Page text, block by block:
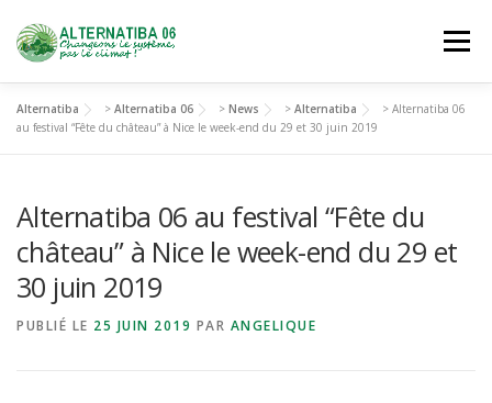
contenu
Menu
NOUS DÉCOUVRIR AGIR SE FORMER
NOUS REJOINDRE
Alternatiba > Alternatiba 06 > News > Alternatiba > Alternatiba 06
au festival “Fête du château” à Nice le week-end du 29 et 30 juin 2019
Alternatiba 06 au festival “Fête du
château” à Nice le week-end du 29 et
30 juin 2019
PUBLIÉ LE 25 JUIN 2019 PAR ANGELIQUE